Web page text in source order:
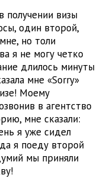
получении визы
один второй,
но толи
я не могу четко
длилось минуты
мне «Sorry»
Моему
в агентство
мне сказали:
я уже сидел
я поеду второй
мы приняли